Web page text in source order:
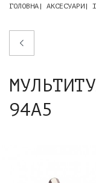
ГОЛОВНА АКСЕСУАРИ
94A5